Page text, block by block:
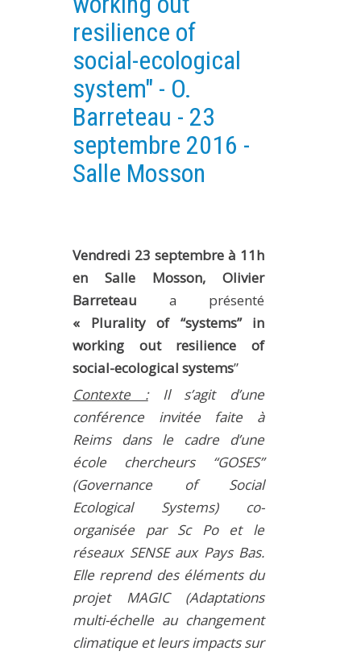
PLATEFORMES EXPÉRIMENTALES
IMPLANTATIONS GÉOGRAPHIQUES
PROJETS EN COURS
PROJETS TERMINÉS
NOS RÉSEAUX SCIENTIFIQUES ET TECHNIQUES
SÉMINAIRES RÉGULIERS
FORMATION
FORMATION CONTINUE
FORMATION DOCTORALE
THÈSES EN COURS
PRODUCTION
MÉTHODES ET OUTILS
LOGICIELS
PUBLICATIONS SUR HAL
WORKING PAPERS
NOTES THÉMATIQUES
NOS TRAVAUX EN VIDÉO
resilience of
social-ecological
system" - O.
Barreteau - 23
septembre 2016 -
Salle Mosson
Vendredi 23 septembre à 11h
en Salle Mosson, Olivier
Barreteau a présenté
« Plurality of “systems” in
working out resilience of
social-ecological systems”
Contexte :Il s’agit d’une
conférence invitée faite à
Reims dans le cadre d’une
école chercheurs “GOSES”
(Governance of Social
Ecological Systems) co-
organisée par Sc Po et le
réseaux SENSE aux Pays Bas.
Elle reprend des éléments du
projet MAGIC (Adaptations
multi-échelle au changement
climatique et leurs impacts sur